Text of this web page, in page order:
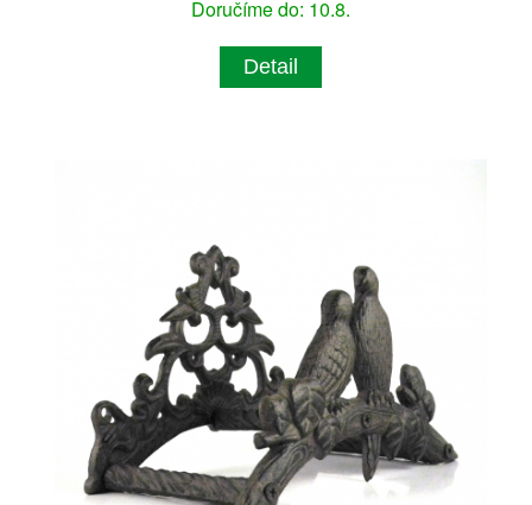
Doručíme do: 10.8.
Detail